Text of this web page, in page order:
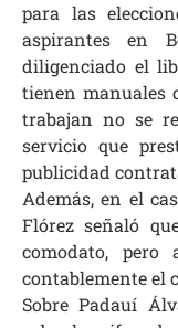
para las
aspirantes en
diligenciado el
tienen manuales
trabajan no se
servicio que
publicidad
Además, en el
Flórez señaló
comodato,
contablemente el
Sobre Padauí